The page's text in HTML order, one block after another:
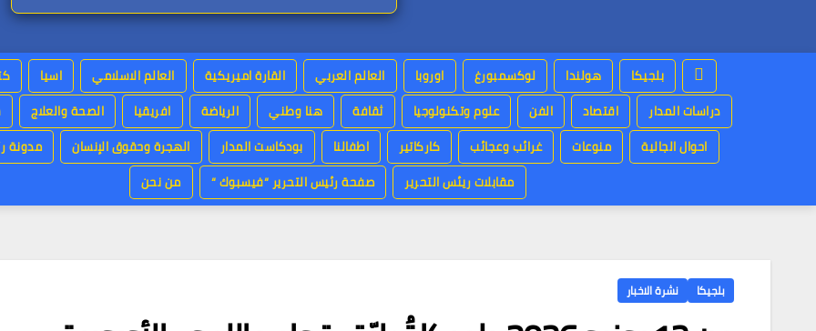
بلجيكا هولندا لوكسمبورغ اوروبا العالم العربي القارة اميريكية العالم الاسلامي اسيا
دراسات المدار
اقتصاد الفن علوم وتكنولوجيا ثقافة هنا وطني الرياضة افريقيا الصحة والعلاج
احوال الجالية
منوعات غرائب وعجائب كاركاتير اطفالنا بودكاست المدار الهجرة وحقوق الإنسان
مدونة
مقابلات ريئس التحرير
صفحة رئيس التحرير “فيسبوك “ من نحن
بلجيكا نشرة الاخبار